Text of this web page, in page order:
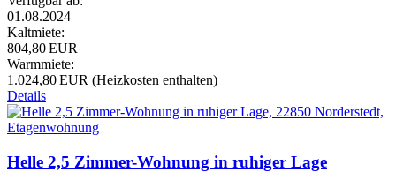
01.08.2024
Kaltmiete:
804,80 EUR
Warmmiete:
1.024,80 EUR (Heizkosten enthalten)
Details
Helle 2,5 Zimmer-Wohnung in ruhiger Lage